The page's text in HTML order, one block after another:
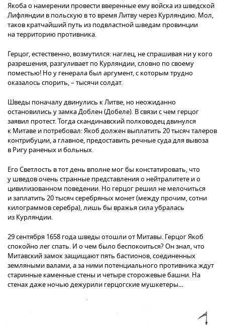
Якоба о намерении провести вверенные ему войска из шведской
Лифляндии в польскую в то время Литву через Курляндию. Мол,
таков кратчайший путь из подвластной шведам провинции
на территорию противника.
Герцог, естественно, возмутился: наглец, не спрашивая ни у кого
разрешения, разгуливает по Курляндии, словно по своему
поместью! Но у генерала был аргумент, с которым трудно
оказалось спорить, – тысячи солдат.
Шведы поначалу двинулись к Литве, но неожиданно
остановились у замка Доблен (Добеле). В связи с чем герцог
заявил протест. Тогда скандинавский полководец двинулся
к Митаве и потребовал: Якоб должен выплатить 20 тысяч талеров
контрибуции, а главное, предоставить речные суда для вывоза
в Ригу раненых и больных.
Его Светлость в тот день вполне мог бы констатировать, что
у шведов очень странные представления о нейтралитете и о
цивилизованном поведении. Но герцог решил не мелочиться
и заплатить 20 тысяч серебряных монет (между прочим, сотни
килограммов серебра), лишь бы вражья сила убралась
из Курляндии.
29 сентября 1658 года шведы отошли от Митавы. Герцог Якоб
спокойно лег спать. И о чем было беспокоиться? Он знал, что
Митавский замок защищают пять бастионов, соединенных
земляными валами, а за ними потенциального противника ждут
старинные каменные стены и четыре сторожевые башни. На
стенах даже ночью дежурили герцогские мушкетеры…